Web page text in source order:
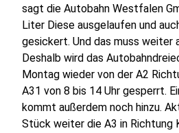
sagt die Autobahn Westfalen
Liter Diese ausgelaufen und
gesickert. Und das muss weiter
Deshalb wird das
Montag wieder von der A2
A31 von 8 bis 14 Uhr gesperrt.
kommt außerdem noch hinzu.
Stück weiter die A3 in Richtung